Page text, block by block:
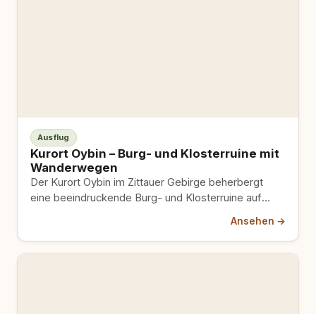
Ausflug
Kurort Oybin – Burg- und Klosterruine mit
Wanderwegen
Der Kurort Oybin im Zittauer Gebirge beherbergt
eine beeindruckende Burg- und Klosterruine auf
Ansehen →